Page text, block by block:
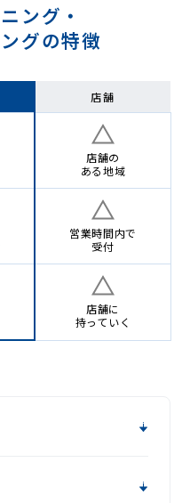
ング・
グの特徴
店舗
店舗の
ある地域
営業時間内で
受付
店舗に
持っていく